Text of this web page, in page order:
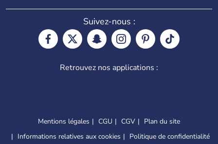
Suivez-nous :
Retrouvez nos applications :
Mentions légales CGU CGV
Plan du site
Informations relatives aux cookies
Politique de confidentialité